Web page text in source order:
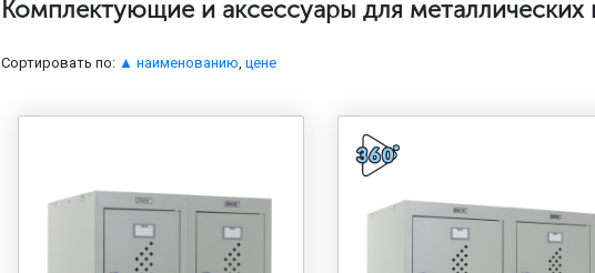
Комплектующие и аксессуары для металлических
Сортировать по: ▲ наименованию,цене